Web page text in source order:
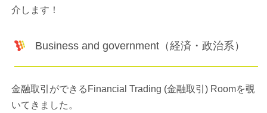
介します！
Business and government（経済・政治系）
金融取引ができるFinancial Trading (金融取引) Roomを覗
いてきました。